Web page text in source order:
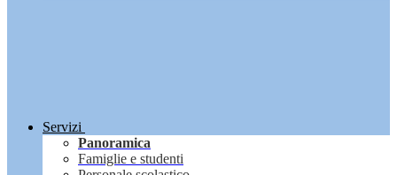
Servizi
Panoramica
Famiglie e studenti